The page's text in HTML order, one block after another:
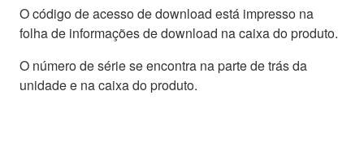
O código de acesso de download está impresso na
folha de informações de download na caixa do produto.
O número de série se encontra na parte de trás da
unidade e na caixa do produto.